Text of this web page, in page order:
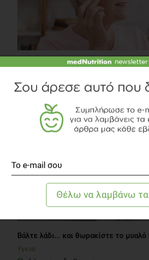
Τροφές που ενεργοποιούν τις
Διατροφή
Bάλτε λάδι... και θωρακίστε το μυαλό
Υγεία